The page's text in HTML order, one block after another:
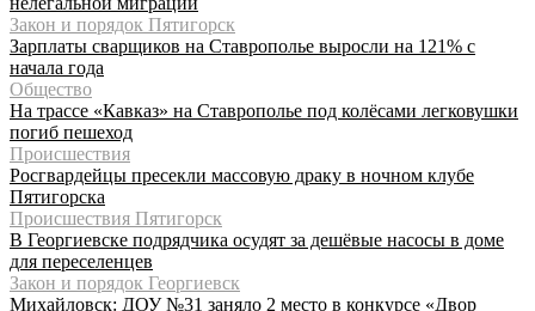
Закон и порядок Пятигорск
Зарплаты сварщиков на Ставрополье выросли на 121% с
начала года
Общество
На трассе «Кавказ» на Ставрополье под колёсами легковушки
погиб пешеход
Происшествия
Росгвардейцы пресекли массовую драку в ночном клубе
Пятигорска
Происшествия Пятигорск
В Георгиевске подрядчика осудят за дешёвые насосы в доме
для переселенцев
Закон и порядок Георгиевск
Михайловск: ДОУ №31 заняло 2 место в конкурсе «Двор